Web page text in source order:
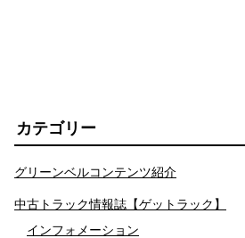
カテゴリー
グリーンベルコンテンツ紹介
中古トラック情報誌【ゲットラック】
インフォメーション